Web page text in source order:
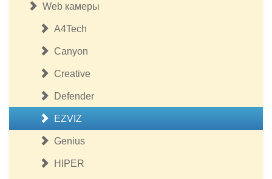
Web камеры
A4Tech
Canyon
Creative
Defender
EZVIZ
Genius
HIPER